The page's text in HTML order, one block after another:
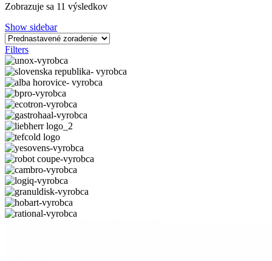
Zobrazuje sa 11 výsledkov
Show sidebar
Filters